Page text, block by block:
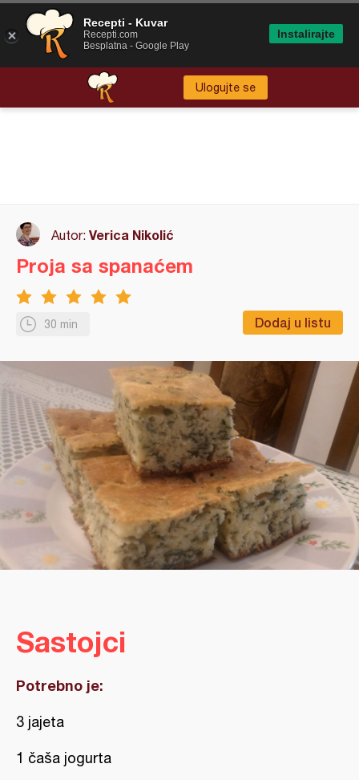
Ulogujte se
Autor: Verica Nikolić
30 min Dodaj u listu
Proja sa spanaćem
Sastojci
Potrebno je:
3 jajeta
1 čaša jogurta
Recepti - Kuvar
Recepti.com
Besplatna - Google Play
Instalirajte